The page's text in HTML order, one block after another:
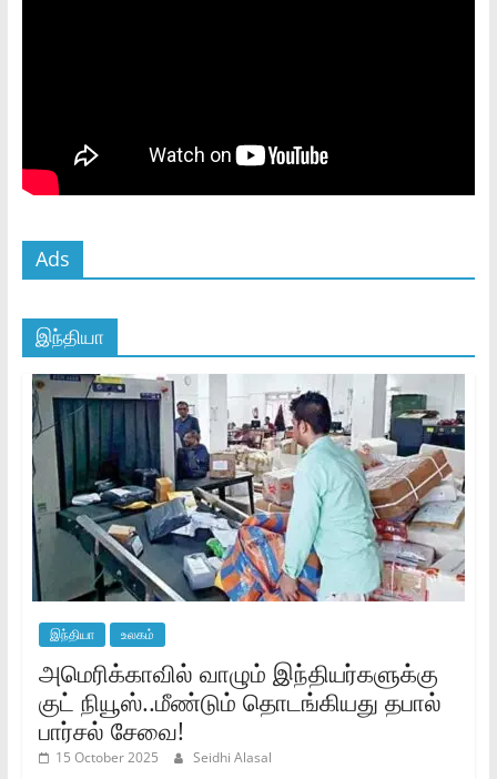
Ads
இந்தியா
இந்தியா உலகம்
அமெரிக்காவில் வாழும் இந்தியர்களுக்கு
குட் நியூஸ்..மீண்டும் தொடங்கியது தபால்
பார்சல் சேவை!
15 October 2025 Seidhi Alasal